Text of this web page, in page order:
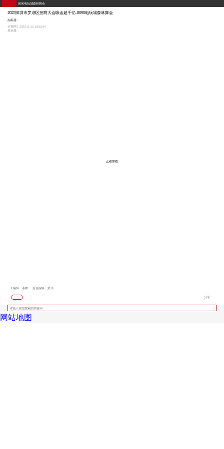
8090电玩城森林舞会
2023深圳市罗湖区招商大会吸金超千亿-8090电玩城森林舞会
副标题：
央视网 | 2023-11-23 19:52:04
原标题：
正在加载
编辑：谈铮 责任编辑：罗川
分享：
网站地图